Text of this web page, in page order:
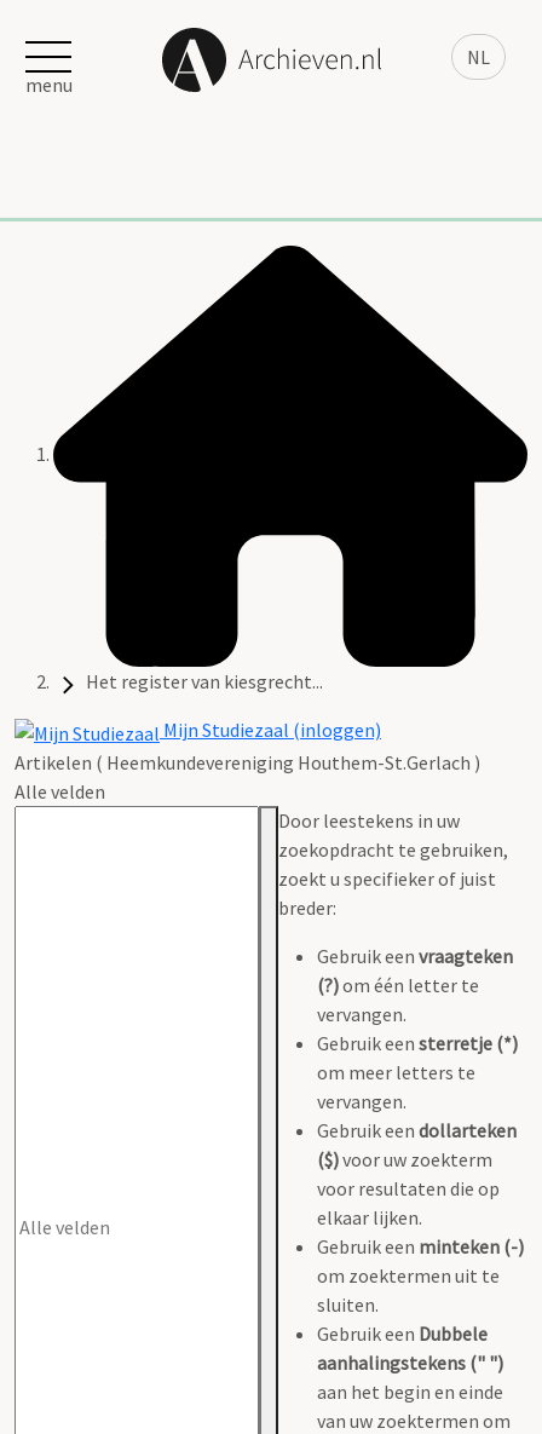
NL
menu
Het register van kiesgrecht...
Mijn Studiezaal (inloggen)
Artikelen ( Heemkundevereniging Houthem-St.Gerlach )
Alle velden
Door leestekens in uw
zoekopdracht te gebruiken,
zoekt u specifieker of juist
breder:
Gebruik een vraagteken
(?)om één letter te
vervangen.
Gebruik een sterretje (*)
om meer letters te
vervangen.
Gebruik een dollarteken
($)voor uw zoekterm
voor resultaten die op
elkaar lijken.
Gebruik een minteken (-)
om zoektermen uit te
sluiten.
Gebruik een Dubbele
aanhalingstekens (" ")
aan het begin en einde
van uw zoektermen om